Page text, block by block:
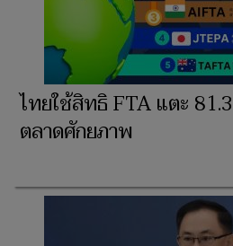
ไทยใช้สิทธิ FTA แตะ
ตลาดศักยภาพ